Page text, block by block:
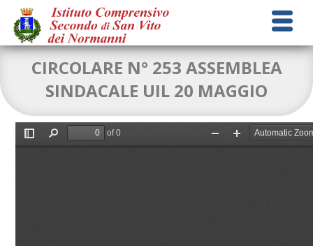
CIRCOLARE N° 253 ASSEMBLEA
SINDACALE UIL 20 MAGGIO